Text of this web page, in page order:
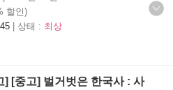
할인)
| 상태 : 최상
] [중고] 벌거벗은 한국사 : 사